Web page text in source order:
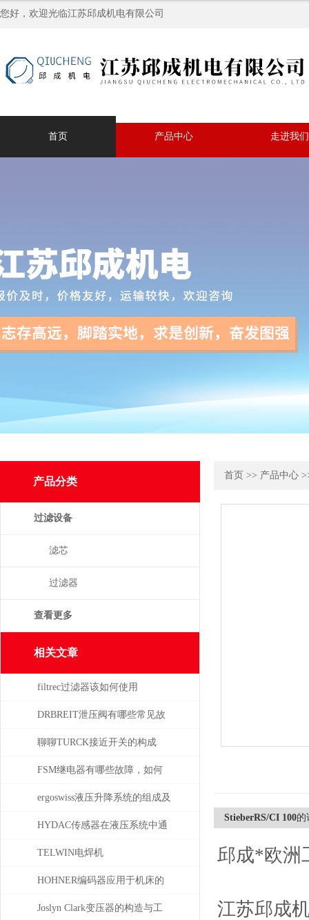
您好，欢迎光临江苏邱成机电有限公司
首页 产品中心 走进我们
产品分类
过滤设备
滤芯
过滤器
查看更多
相关文章
filtrec过滤器该如何使用
DRBREIT泄压阀有哪些常见故
障
聊聊TURCK接近开关的构成
FSM继电器有哪些故障，如何
解决
ergoswiss液压升降系统的组成及
其作用
HYDAC传感器在液压系统中通
常承担哪些具体任务？
TELWIN电焊机
DIGITALCARSPOTTER5500的
维护保养与易损件更换周期
HOHNER编码器应用于机床的
位移测量和主轴控制
Joslyn Clark变压器的构造与工
首页 >> 产品中心
StieberRS/CI 100的
邱成*欧洲
江苏邱成